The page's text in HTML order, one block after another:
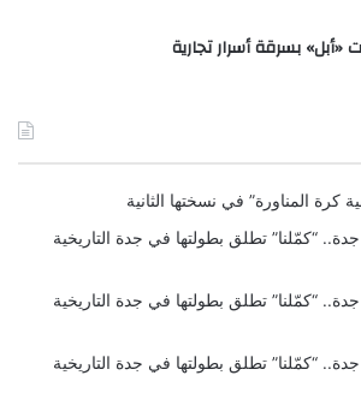
كرة المناورة” في نسختها الثانية
“كمّلنا” تطلق بطولتها في جدة التاريخية
“كمّلنا” تطلق بطولتها في جدة التاريخية
“كمّلنا” تطلق بطولتها في جدة التاريخية